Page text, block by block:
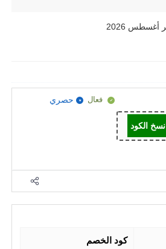
فعال حصري
انسخ الكود
كود الخصم